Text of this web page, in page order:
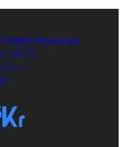
Rights Reserved
ついて
シー